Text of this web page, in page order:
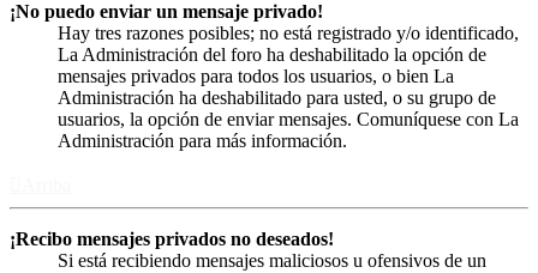
¡No puedo enviar un mensaje privado!
Hay tres razones posibles; no está registrado y/o identificado,
La Administración del foro ha deshabilitado la opción de
mensajes privados para todos los usuarios, o bien La
Administración ha deshabilitado para usted, o su grupo de
usuarios, la opción de enviar mensajes. Comuníquese con La
Administración para más información.
¡Recibo mensajes privados no deseados!
Si está recibiendo mensajes maliciosos u ofensivos de un